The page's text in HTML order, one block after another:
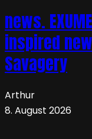
news.
inspired
Savagery
Arthur
8. August 2026